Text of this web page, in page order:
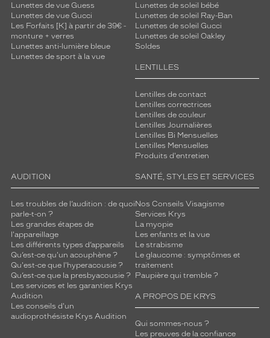
Lunettes de vue Guess
Lunettes de vue Gucci
Les Forfaits [K] à partir de 39€ -
monture + verres
Lunettes anti-lumière bleue
Lunettes de sport à la vue
Lunettes de soleil bébé
Lunettes de soleil Ray-Ban
Lunettes de soleil Gucci
Lunettes de soleil Oakley
Soldes
LENTILLES
Lentilles de contact
Lentilles correctrices
Lentilles de couleur
Lentilles Journalières
Lentilles Bi Mensuelles
Lentilles Mensuelles
Produits d'entretien
AUDITION
Les troubles de l’audition : de quoi
parle-t-on ?
Les grandes étapes de
l'appareillage
Les différents types d’appareils
Qu’est-ce qu'un acouphène ?
Qu'est-ce que l'hyperacousie ?
Qu’est-ce que la presbyacousie ?
Les services et les garanties Krys
Audition
Les conseils d'un
audioprothésiste Krys Audition
SANTÉ, STYLES ET SERVICES
Nos Conseils Visagisme
Services Krys
La myopie
Les enfants et la vue
Le strabisme
Le glaucome : symptômes et
traitement
Paupière qui tremble ?
A PROPOS DE KRYS
Qui sommes-nous ?
Les preuves de la confiance